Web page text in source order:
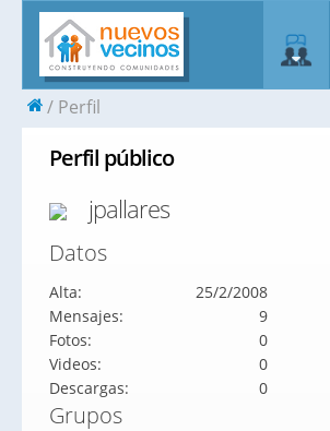
Perfil
Perfil público
jpallares
Datos
Alta:
25/2/2008
Mensajes:
9
Fotos:
0
Videos:
0
Descargas:
0
Grupos